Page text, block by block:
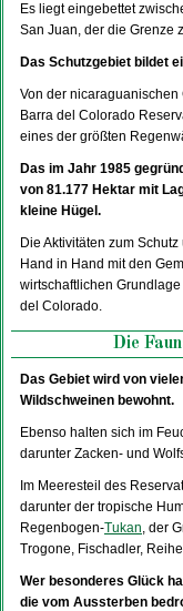
Es liegt eingebettet
San Juan, der die Grenze
Das Schutzgebiet bildet
Von der
Barra del Colorado
eines der größten
Das im Jahr 1985
von 81.177 Hektar mit
kleine Hügel.
Die Aktivitäten zum
Hand in Hand mit den
wirtschaftlichen
del Colorado.
Die
Das Gebiet wird von
Wildschweinen bewohnt.
Ebenso halten sich im
darunter Zacken- und
Im Meeresteil des
darunter der tropische
Regenbogen-Tukan, der
Trogone, Fischadler,
Wer besonderes Glück
die vom Aussterben